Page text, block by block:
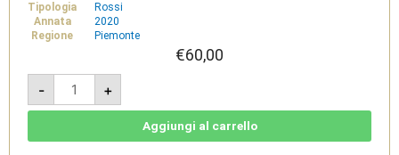
Tipologia
Rossi
Annata
2020
Regione
Piemonte
€60,00
-
Hereditarium
Ruchè
di
Castagnole
+
Aggiungi al carrello